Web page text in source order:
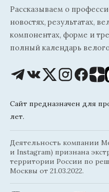
Рассказываем о
новостях, результатах,
компонентах, форме и
полный календарь
Сайт предназначен для
лет.
Деятельность компании
и Instagram) признана
территории России по
Москвы от 21.03.2022.